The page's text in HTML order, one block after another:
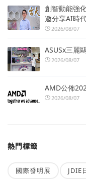
創智動能強
邀分享AI時
2026/08/07
ASUSx三麗
2026/08/07
AMD公佈
2026/08/07
熱門標籤
國際發明展 JDIE